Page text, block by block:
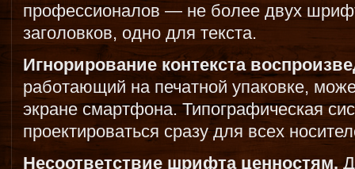
профессионалов — не более двух
заголовков, одно для текста.
Игнорирование контекста
работающий на печатной упаковке,
экране смартфона. Типографическая
проектироваться сразу для всех
Несоответствие шрифта ценностям.